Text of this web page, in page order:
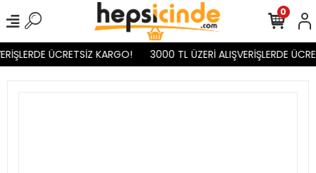
ÜCRETSİZ KARGO! 3000 TL ÜZERİ ALIŞVERİŞLERDE
0